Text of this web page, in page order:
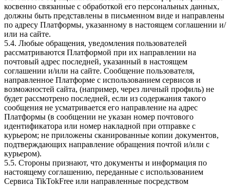
косвенно связанные с обработкой его персональных данных,
должны быть представлены в письменном виде и направлены
по адресу Платформы, указанному в настоящем соглашении и/
или на сайте.
5.4. Любые обращения, уведомления пользователей
рассматриваются Платформой при их направлении на
почтовый адрес последней, указанный в настоящем
соглашении и/или на сайте. Сообщение пользователя,
направленное Платформе с использованием сервисов и
возможностей сайта, (например, через личный профиль) не
будет рассмотрено последней, если из содержания такого
сообщения не усматривается его направление на адрес
Платформы (в сообщении не указан номер почтового
идентификатора или номер накладной при отправке с
курьером; не приложены сканированные копии документов,
подтверждающих направление обращения почтой и/или с
курьером).
5.5. Стороны признают, что документы и информация по
настоящему соглашению, переданные с использованием
Сервиса TikTokFree или направленные посредством